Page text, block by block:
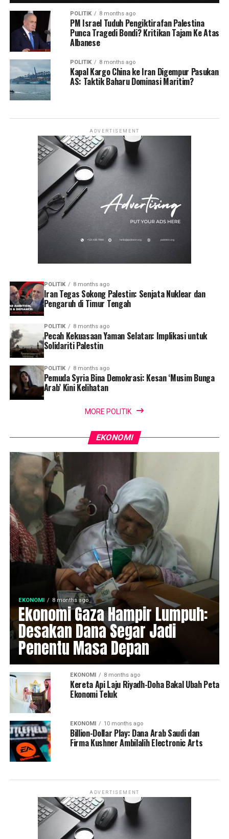
POLITIK 8 months ago
PM Israel Tuduh Pengiktirafan Palestina
Punca Tragedi Bondi? Kritikan Tajam Ke Atas
Albanese
POLITIK 8 months ago
Kapal Kargo China ke Iran Digempur Pasukan
AS: Taktik Baharu Dominasi Maritim?
ADVERTISEMENT
POLITIK 8 months ago
Iran Tegas Sokong Palestin: Senjata Nuklear dan
Pengaruh di Timur Tengah
POLITIK 8 months ago
Pecah Kekuasaan Yaman Selatan: Implikasi untuk
Solidariti Palestin
POLITIK 8 months ago
Pemuda Syria Bina Demokrasi: Kesan ‘Musim Bunga
Arab’ Kini Kelihatan
MORE POLITIK
EKONOMI
EKONOMI 8 months ago
Ekonomi Gaza Hampir Lumpuh:
Desakan Dana Segar Jadi
Penentu Masa Depan
EKONOMI 8 months ago
Kereta Api Laju Riyadh-Doha Bakal Ubah Peta
Ekonomi Teluk
EKONOMI 10 months ago
Billion-Dollar Play: Dana Arab Saudi dan
Firma Kushner Ambilalih Electronic Arts
ADVERTISEMENT